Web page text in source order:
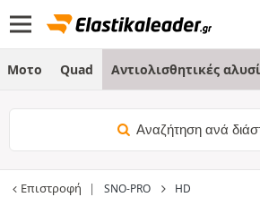
Μοτο Quad Αντιολισθητικές
Αναζήτηση ανά
Επιστροφή SNO-PRO HD